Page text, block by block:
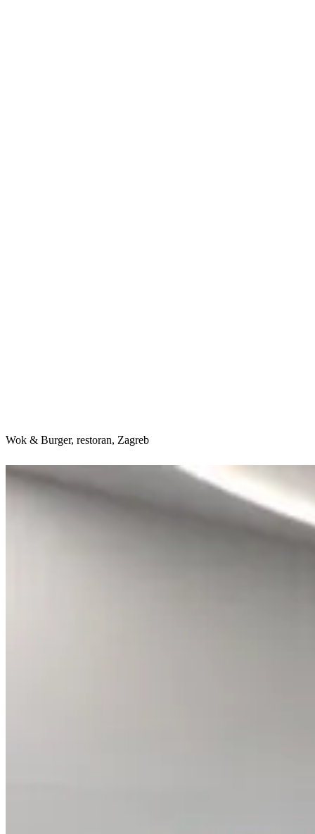
Wok & Burger, restoran, Zagreb